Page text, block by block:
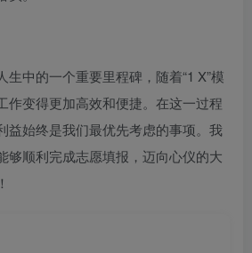
生中的一个重要里程碑，随着“1 X”模
作变得更加高效和便捷。在这一过程
益始终是我们最优先考虑的事项。我
够顺利完成志愿填报，迈向心仪的大